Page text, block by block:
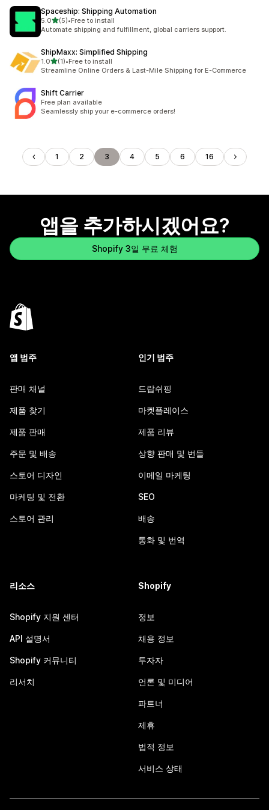
Spaceship: Shipping Automation
5.0별 5개 중
(5)
총 리뷰 5개
•Free to install
Automate shipping and fulfillment, global carriers support.
ShipMaxx: Simplified Shipping
1.0별 5개 중
(1)
총 리뷰 1개
•Free to install
Streamline Online Orders & Last-Mile Shipping for E-Commerce
Shift Carrier
Free plan available
Seamlessly ship your e-commerce orders!
1 2 3 4 5 6 16
앱을 추가하시겠어요?
Shopify 3일 무료 체험
앱 범주
판매 채널
제품 찾기
제품 판매
주문 및 배송
스토어 디자인
마케팅 및 전환
스토어 관리
인기 범주
드랍쉬핑
마켓플레이스
제품 리뷰
상향 판매 및 번들
이메일 마케팅
SEO
배송
통화 및 번역
리소스
Shopify 지원 센터
API 설명서
Shopify 커뮤니티
리서치
Shopify
정보
채용 정보
투자자
언론 및 미디어
파트너
제휴
법적 정보
서비스 상태